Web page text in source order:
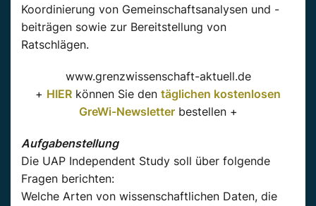
Koordinierung von Gemeinschaftsanalysen und -
beiträgen sowie zur Bereitstellung von
Ratschlägen.
www.grenzwissenschaft-aktuell.de
+ HIER können Sie den täglichen kostenlosen
GreWi-Newsletterbestellen +
Aufgabenstellung
Die UAP Independent Study soll über folgende
Fragen berichten:
Welche Arten von wissenschaftlichen Daten, die